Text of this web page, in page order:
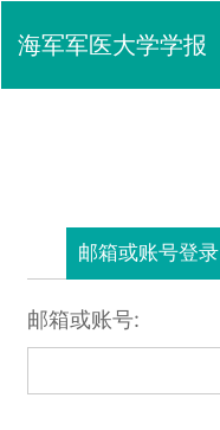
海军军医大学学报
邮箱或账号登录
邮箱或账号: